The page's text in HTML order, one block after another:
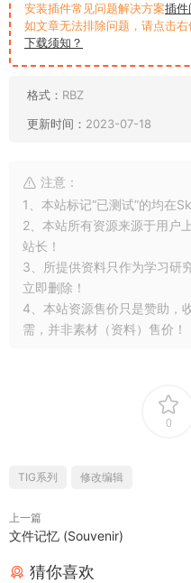
安装插件常见问题解决方案插件
如文章无法排除问题，请点击右
下载须知？
格式： RBZ
更新时间： 2023-07-18
注意：
1、本站标记“已测试”的均在
2、本站所有资源来源于用户
站长！
3、所提供资料只作为学习研
立即删除！
4、本站资源售价只是赞助，
需，并非素材（资料）售价！
0
TIG系列 修改编辑
上一篇
文件记忆 (Souvenir)
猜你喜欢